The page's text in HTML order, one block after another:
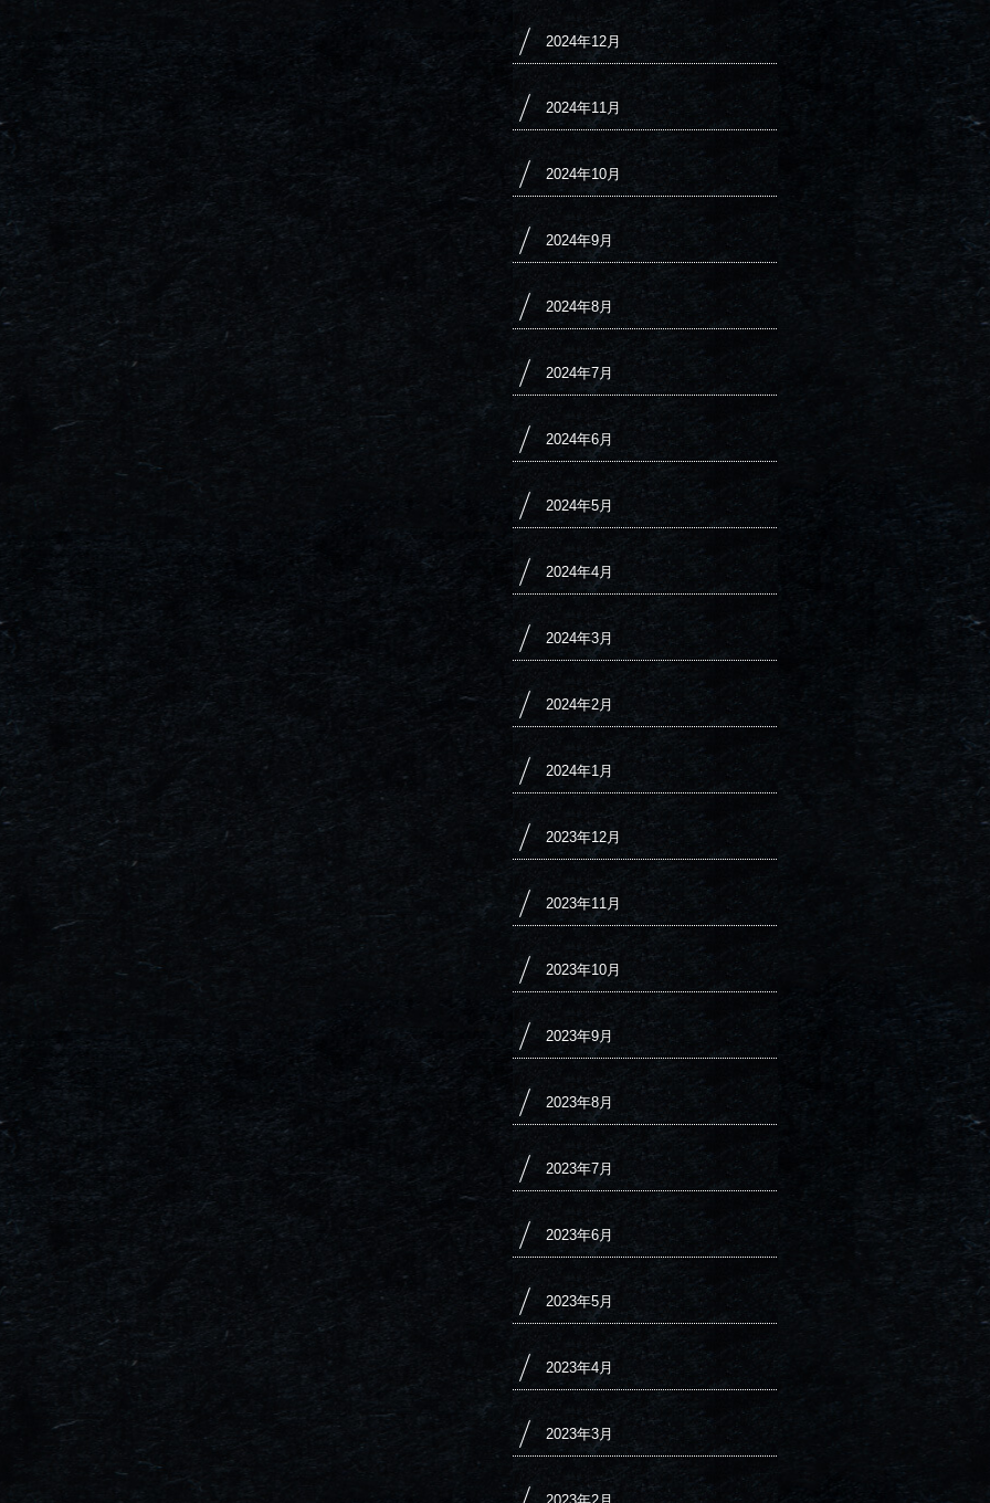
2024年12月
2024年11月
2024年10月
2024年9月
2024年8月
2024年7月
2024年6月
2024年5月
2024年4月
2024年3月
2024年2月
2024年1月
2023年12月
2023年11月
2023年10月
2023年9月
2023年8月
2023年7月
2023年6月
2023年5月
2023年4月
2023年3月